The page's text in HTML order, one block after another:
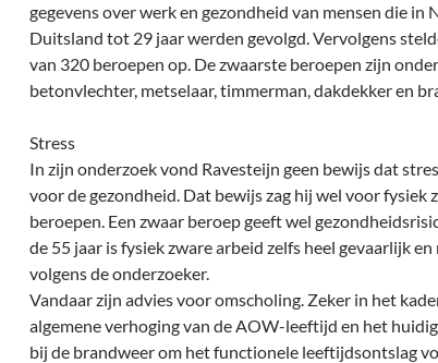
gegevens over werk en gezondheid van mensen die in
Duitsland tot 29 jaar werden gevolgd. Vervolgens
van 320 beroepen op. De zwaarste beroepen zijn
betonvlechter, metselaar, timmerman, dakdekker en
Stress
In zijn onderzoek vond Ravesteijn geen bewijs dat
voor de gezondheid. Dat bewijs zag hij wel voor fysiek
beroepen. Een zwaar beroep geeft wel
de 55 jaar is fysiek zware arbeid zelfs heel gevaarlijk
volgens de onderzoeker.
Vandaar zijn advies voor omscholing. Zeker in het
algemene verhoging van de AOW-leeftijd en het
bij de brandweer om het functionele leeftijdsontslag